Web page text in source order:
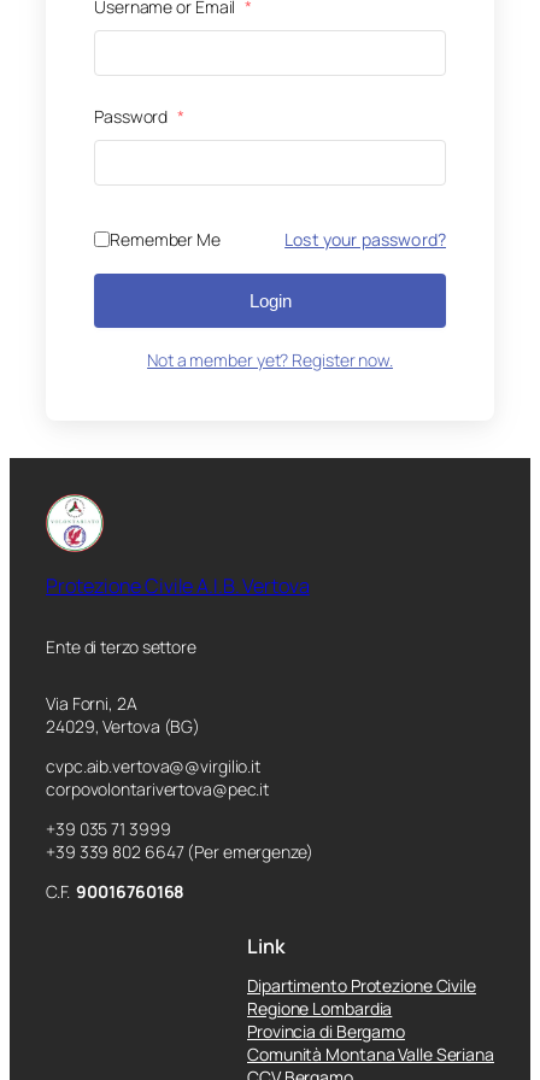
Username or Email *
Password *
Remember Me Lost your password?
Login
Not a member yet? Register now.
Protezione Civile A.I.B. Vertova
Ente di terzo settore
Via Forni, 2A
24029, Vertova (BG)
cvpc.aib.vertova@@virgilio.it
corpovolontarivertova@pec.it
+39 035 71 3999
+39 339 802 6647 (Per emergenze)
C.F.90016760168
Link
Dipartimento Protezione Civile
Regione Lombardia
Provincia di Bergamo
Comunità Montana Valle Seriana